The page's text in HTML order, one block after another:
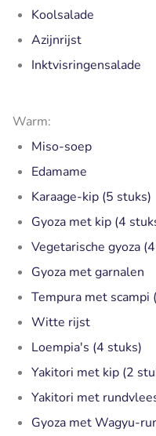
Koolsalade
Azijnrijst
Inktvisringensalade
Warm:
Miso-soep
Edamame
Karaage-kip (5 stuks)
Gyoza met kip (4
Vegetarische gyoza
Gyoza met garnalen
Tempura met scampi
Witte rijst
Loempia's (4 stuks)
Yakitori met kip (2
Yakitori met
Gyoza met Wagyu-